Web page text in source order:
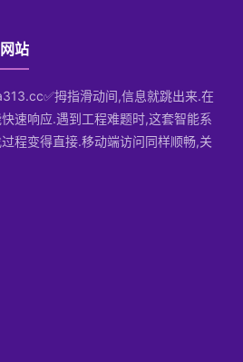
站
拇指滑动间,信息就跳出来.在
速响应.遇到工程难题时,这套智能系
程变得直接.移动端访问同样顺畅,关